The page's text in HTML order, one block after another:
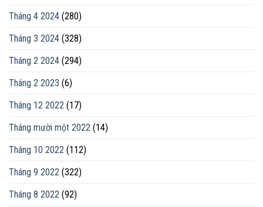
Tháng 4 2024 (280)
Tháng 3 2024 (328)
Tháng 2 2024 (294)
Tháng 2 2023 (6)
Tháng 12 2022 (17)
Tháng mười một 2022 (14)
Tháng 10 2022 (112)
Tháng 9 2022 (322)
Tháng 8 2022 (92)